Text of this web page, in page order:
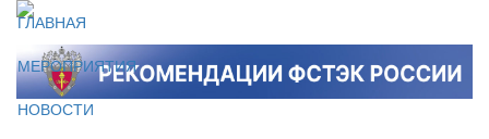
ГЛАВНАЯ
МЕРОПРИЯТИЯ
НОВОСТИ